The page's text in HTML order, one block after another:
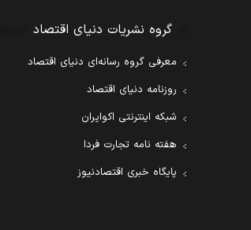
گروه نشریات دنیای اقتصاد
معرفی گروه رسانه‌ای دنیای اقتصاد
روزنامه دنیای اقتصاد
شبکه اینترنتی اکوایران
هفته نامه تجارت فردا
پایگاه خبری اقتصادنیوز